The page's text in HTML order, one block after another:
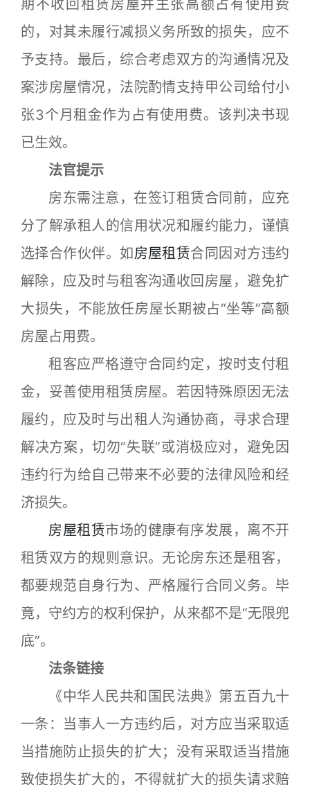
期不收回租赁房屋并主张高额占有使用费
的，对其未履行减损义务所致的损失，应不
予支持。最后，综合考虑双方的沟通情况及
案涉房屋情况，法院酌情支持甲公司给付小
张3个月租金作为占有使用费。该判决书现
已生效。
法官提示
房东需注意，在签订租赁合同前，应充
分了解承租人的信用状况和履约能力，谨慎
选择合作伙伴。如房屋租赁合同因对方违约
解除，应及时与租客沟通收回房屋，避免扩
大损失，不能放任房屋长期被占“坐等”高额
房屋占用费。
租客应严格遵守合同约定，按时支付租
金，妥善使用租赁房屋。若因特殊原因无法
履约，应及时与出租人沟通协商，寻求合理
解决方案，切勿“失联”或消极应对，避免因
违约行为给自己带来不必要的法律风险和经
济损失。
房屋租赁市场的健康有序发展，离不开
租赁双方的规则意识。无论房东还是租客，
都要规范自身行为、严格履行合同义务。毕
竟，守约方的权利保护，从来都不是“无限兜
底”。
法条链接
《中华人民共和国民法典》第五百九十
一条：当事人一方违约后，对方应当采取适
当措施防止损失的扩大；没有采取适当措施
致使损失扩大的，不得就扩大的损失请求赔